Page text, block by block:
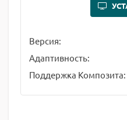
Версия:
Адаптивность:
Поддержка Композита: